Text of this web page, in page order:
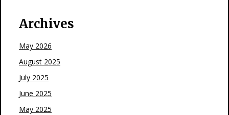
Archives
May 2026
August 2025
July 2025
June 2025
May 2025